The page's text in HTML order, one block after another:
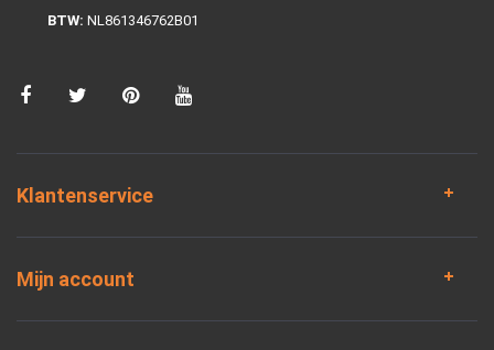
BTW: NL861346762B01
Klantenservice
Mijn account